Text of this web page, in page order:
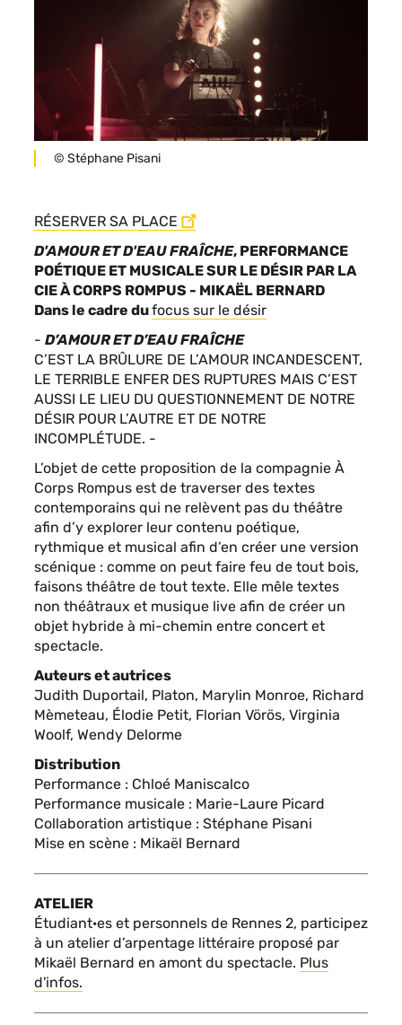
Légende
© Stéphane Pisani
RÉSERVER SA PLACE
D'AMOUR ET D'EAU FRAÎCHE, PERFORMANCE
POÉTIQUE ET MUSICALE SUR LE DÉSIR PAR LA
CIE À CORPS ROMPUS - MIKAËL BERNARD
Dans le cadre dufocus sur le désir
- D’AMOUR ET D’EAU FRAÎCHE
C’EST LA BRÛLURE DE L’AMOUR INCANDESCENT,
LE TERRIBLE ENFER DES RUPTURES MAIS C’EST
AUSSI LE LIEU DU QUESTIONNEMENT DE NOTRE
DÉSIR POUR L’AUTRE ET DE NOTRE
INCOMPLÉTUDE. -
L’objet de cette proposition de la compagnie À
Corps Rompus est de traverser des textes
contemporains qui ne relèvent pas du théâtre
afin d’y explorer leur contenu poétique,
rythmique et musical afin d’en créer une version
scénique : comme on peut faire feu de tout bois,
faisons théâtre de tout texte. Elle mêle textes
non théâtraux et musique live afin de créer un
objet hybride à mi-chemin entre concert et
spectacle.
Auteurs et autrices
Judith Duportail, Platon, Marylin Monroe, Richard
Mèmeteau, Élodie Petit, Florian Vörös, Virginia
Woolf, Wendy Delorme
Distribution
Performance : Chloé Maniscalco
Performance musicale : Marie-Laure Picard
Collaboration artistique : Stéphane Pisani
Mise en scène : Mikaël Bernard
ATELIER
Étudiant·es et personnels de Rennes 2, participez
à un atelier d’arpentage littéraire proposé par
Mikaël Bernard en amont du spectacle. Plus
d'infos.